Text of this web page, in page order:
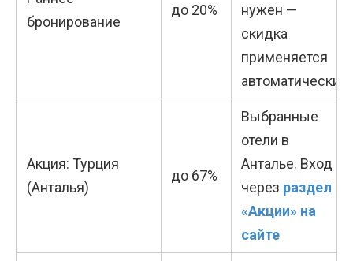
бронирование
до 20%
нужен —
скидка
применяется
автоматически
Акция: Турция
(Анталья)
до 67%
Выбранные
отели в
Анталье. Вход
через раздел
«Акции» на
сайте